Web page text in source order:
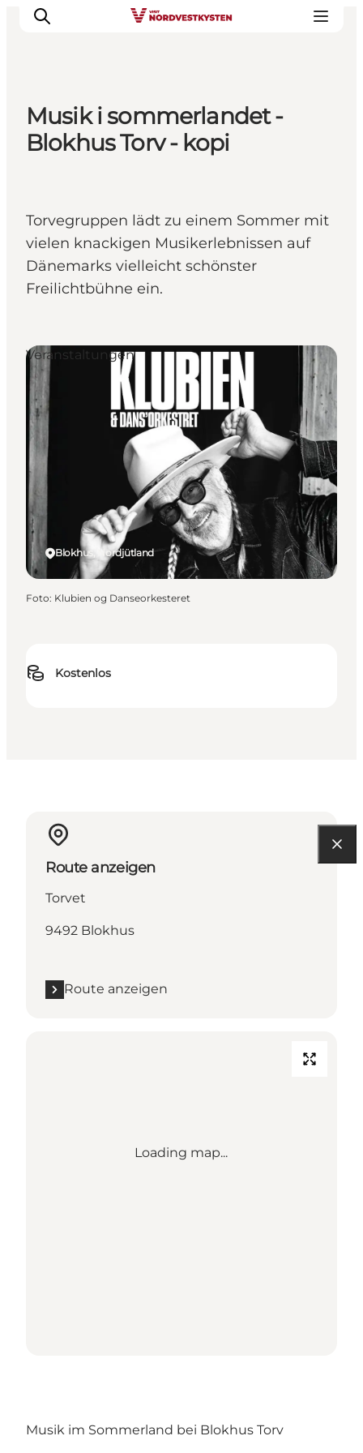
Urlaubsorte
Mach deine Urlaubsplanung
Musik i sommerlandet -
Blokhus Torv - kopi
Torvegruppen lädt zu einem Sommer mit
vielen knackigen Musikerlebnissen auf
Dänemarks vielleicht schönster
Freilichtbühne ein.
Kostenlos
Blokhus, Nordjütland
Veranstaltungen
Foto: Klubien og Danseorkesteret
Route anzeigen
Torvet
9492 Blokhus
Route anzeigen
Loading map...
Musik im Sommerland bei Blokhus Torv